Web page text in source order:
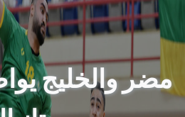
مضر والخليج